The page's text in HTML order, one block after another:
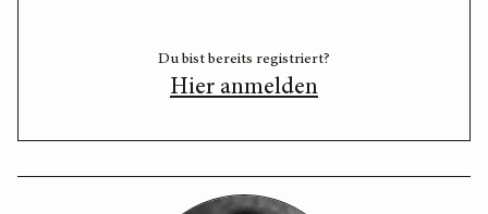
Du bist bereits registriert?
Hier anmelden